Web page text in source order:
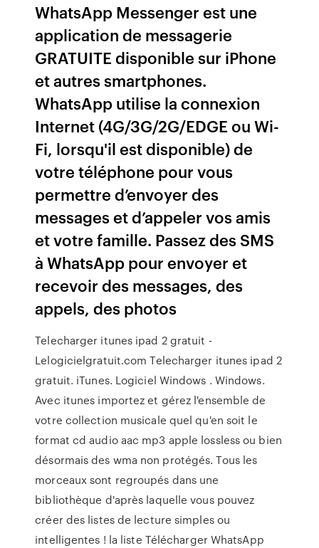
WhatsApp Messenger est une
application de messagerie
GRATUITE disponible sur iPhone
et autres smartphones.
WhatsApp utilise la connexion
Internet (4G/3G/2G/EDGE ou Wi-
Fi, lorsqu'il est disponible) de
votre téléphone pour vous
permettre d’envoyer des
messages et d’appeler vos amis
et votre famille. Passez des SMS
à WhatsApp pour envoyer et
recevoir des messages, des
appels, des photos
Telecharger itunes ipad 2 gratuit -
Lelogicielgratuit.com Telecharger itunes ipad 2
gratuit. iTunes. Logiciel Windows . Windows.
Avec itunes importez et gérez l'ensemble de
votre collection musicale quel qu'en soit le
format cd audio aac mp3 apple lossless ou bien
désormais des wma non protégés. Tous les
morceaux sont regroupés dans une
bibliothèque d'après laquelle vous pouvez
créer des listes de lecture simples ou
intelligentes ! la liste Télécharger WhatsApp